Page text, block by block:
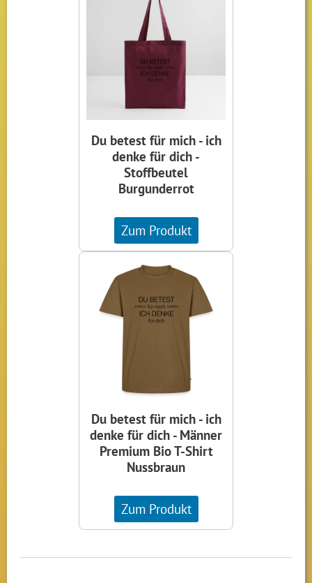
Du betest für mich - ich
denke für dich -
Stoffbeutel
Burgunderrot
Zum Produkt
Du betest für mich - ich
denke für dich - Männer
Premium Bio T-Shirt
Nussbraun
Zum Produkt